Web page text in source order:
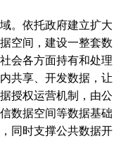
。依托政府建立扩大
空间，建设一整套数
会各方面持有和处理
共享、开发数据，让
授权运营机制，由公
数据空间等数据基础
同时支撑公共数据开